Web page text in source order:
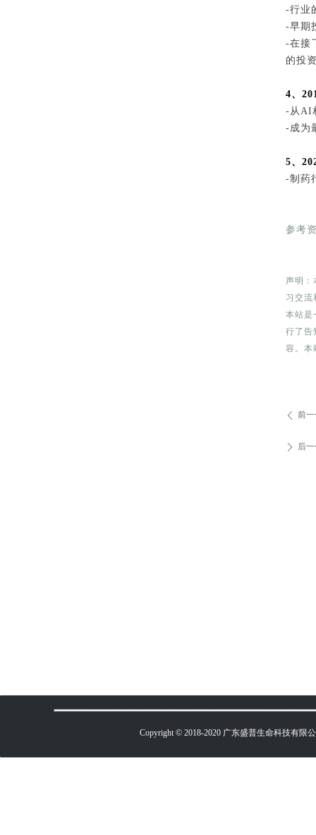
-行业
-早期
-在接
的投
4、
-从AI
-成为
5、
-制药
参考
声明
习交流
本站是
行了告
容。本
ꄴ 前
ꄲ 后
Copyright © 2018-2020 广东盛普生命科技有限